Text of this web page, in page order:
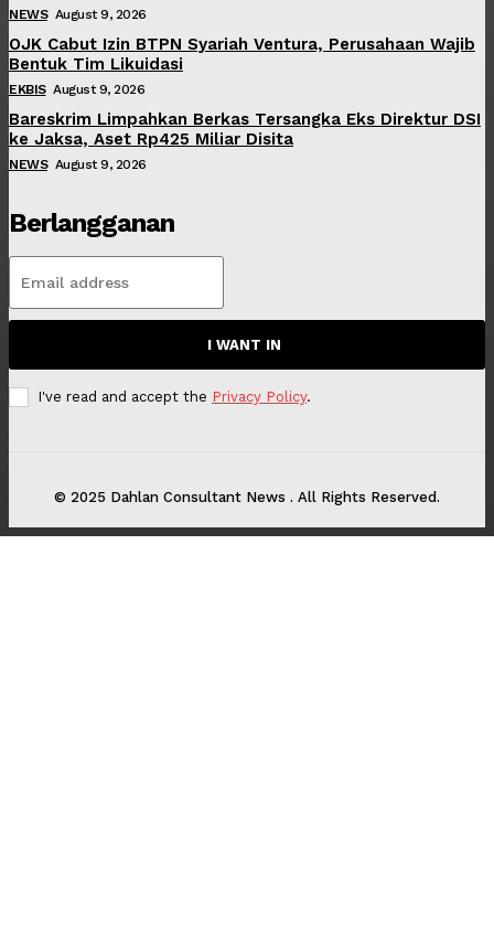
NEWS August 9, 2026
OJK Cabut Izin BTPN Syariah Ventura, Perusahaan Wajib
Bentuk Tim Likuidasi
EKBIS August 9, 2026
Bareskrim Limpahkan Berkas Tersangka Eks Direktur DSI
ke Jaksa, Aset Rp425 Miliar Disita
NEWS August 9, 2026
Berlangganan
I WANT IN
I've read and accept the Privacy Policy.
© 2025 Dahlan Consultant News . All Rights Reserved.